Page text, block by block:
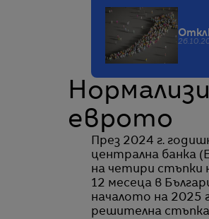
еврото
През 2024 г.
централна банка
на четири стъпки
12 месеца в
началото на 2025
решителна